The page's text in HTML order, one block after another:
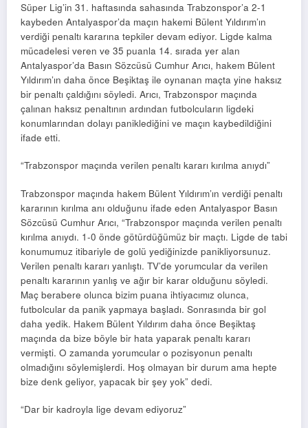
Süper Lig’in 31. haftasında sahasında Trabzonspor’a 2-1
kaybeden Antalyaspor’da maçın hakemi Bülent Yıldırım’ın
verdiği penaltı kararına tepkiler devam ediyor. Ligde kalma
mücadelesi veren ve 35 puanla 14. sırada yer alan
Antalyaspor’da Basın Sözcüsü Cumhur Arıcı, hakem Bülent
Yıldırım’ın daha önce Beşiktaş ile oynanan maçta yine haksız
bir penaltı çaldığını söyledi. Arıcı, Trabzonspor maçında
çalınan haksız penaltının ardından futbolcuların ligdeki
konumlarından dolayı paniklediğini ve maçın kaybedildiğini
ifade etti.
“Trabzonspor maçında verilen penaltı kararı kırılma anıydı”
Trabzonspor maçında hakem Bülent Yıldırım’ın verdiği penaltı
kararının kırılma anı olduğunu ifade eden Antalyaspor Basın
Sözcüsü Cumhur Arıcı, “Trabzonspor maçında verilen penaltı
kırılma anıydı. 1-0 önde götürdüğümüz bir maçtı. Ligde de tabi
konumumuz itibariyle de golü yediğinizde panikliyorsunuz.
Verilen penaltı kararı yanlıştı. TV’de yorumcular da verilen
penaltı kararının yanlış ve ağır bir karar olduğunu söyledi.
Maç berabere olunca bizim puana ihtiyacımız olunca,
futbolcular da panik yapmaya başladı. Sonrasında bir gol
daha yedik. Hakem Bülent Yıldırım daha önce Beşiktaş
maçında da bize böyle bir hata yaparak penaltı kararı
vermişti. O zamanda yorumcular o pozisyonun penaltı
olmadığını söylemişlerdi. Hoş olmayan bir durum ama hepte
bize denk geliyor, yapacak bir şey yok” dedi.
“Dar bir kadroyla lige devam ediyoruz”